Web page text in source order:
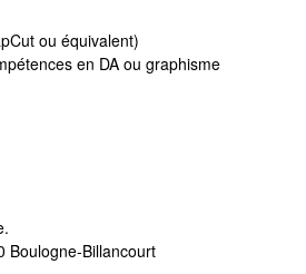
ou équivalent)
en DA ou graphisme
Boulogne-Billancourt